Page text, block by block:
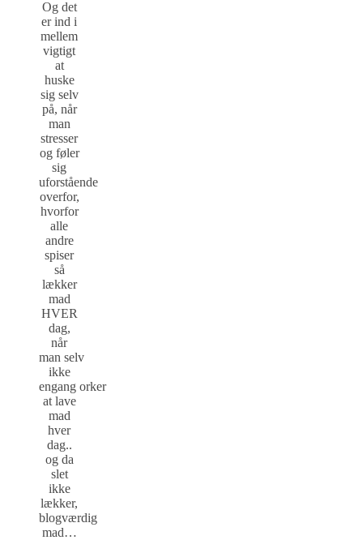
Og det
er ind i
mellem
vigtigt
at
huske
sig selv
på, når
man
stresser
og føler
sig
uforstående
overfor,
hvorfor
alle
andre
spiser
så
lækker
mad
HVER
dag,
når
man selv
ikke
engang orker
at lave
mad
hver
dag..
og da
slet
ikke
lækker,
blogværdig
mad…